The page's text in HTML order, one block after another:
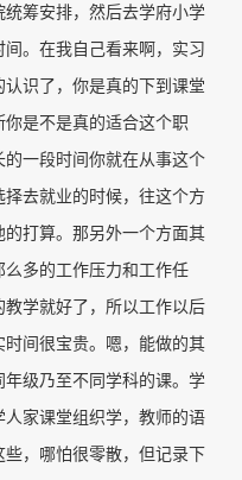
筹安排，然后去学府小学
。在我自己看来啊，实习
识了，你是真的下到课堂
是不是真的适合这个职
一段时间你就在从事这个
去就业的时候，往这个方
打算。那另外一个方面其
多的工作压力和工作任
学就好了，所以工作以后
间很宝贵。嗯，能做的其
级乃至不同学科的课。学
家课堂组织学，教师的语
，哪怕很零散，但记录下